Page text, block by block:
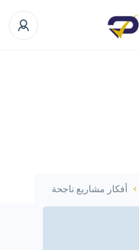
أفكار مشاريع ناجحة